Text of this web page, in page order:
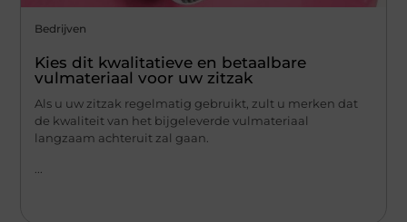
Bedrijven
Kies dit kwalitatieve en betaalbare
vulmateriaal voor uw zitzak
Als u uw zitzak regelmatig gebruikt, zult u merken dat
de kwaliteit van het bijgeleverde vulmateriaal
langzaam achteruit zal gaan.